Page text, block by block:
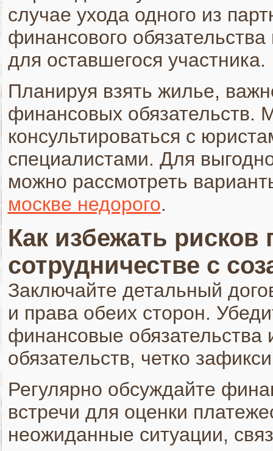
случае ухода одного из
финансового
для оставшегося участника.
Планируя взять жилье,
финансовых обязательств.
консультироваться с
специалистами. Для
можно рассмотреть
москве недорого.
Как избежать
сотрудничестве с
Заключайте детальный
и права обеих сторон.
финансовые обязательства
обязательств, четко
Регулярно обсуждайте
встречи для оценки
неожиданные ситуации,